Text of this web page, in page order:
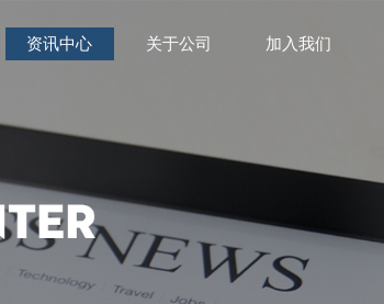
资讯中心 关于公司 加入我们